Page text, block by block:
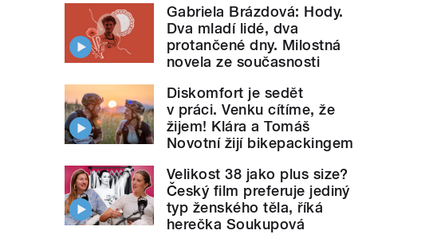
Gabriela Brázdová: Hody.
Dva mladí lidé, dva
protančené dny. Milostná
novela ze současnosti
Diskomfort je sedět
v práci. Venku cítíme, že
žijem! Klára a Tomáš
Novotní žijí bikepackingem
Velikost 38 jako plus size?
Český film preferuje jediný
typ ženského těla, říká
herečka Soukupová